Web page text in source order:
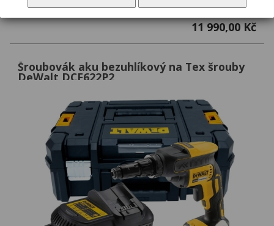
11 990,00 Kč
Šroubovák aku bezuhlíkový na Tex šrouby
DeWalt DCF622P2